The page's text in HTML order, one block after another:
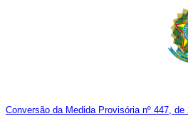
Conversão da Medida Provisória nº 447, de